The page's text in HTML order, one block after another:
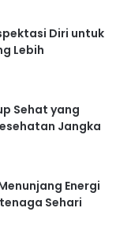
Diri untuk
Lebih
Sehat yang
Jangka
Energi
Sehari